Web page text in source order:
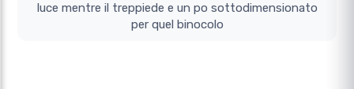
luce mentre il treppiede e un po sottodimensionato
per quel binocolo